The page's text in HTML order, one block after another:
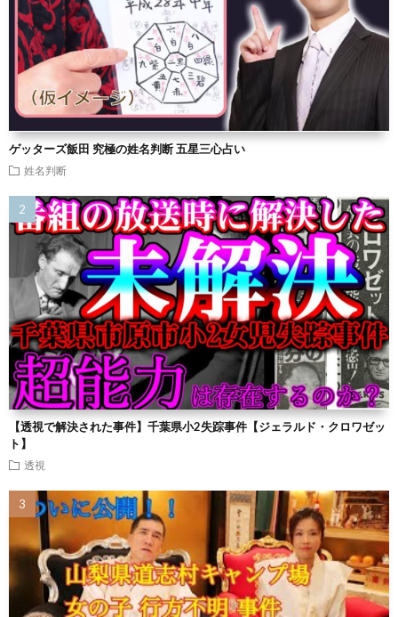
ゲッターズ飯田 究極の姓名判断 五星三心占い
姓名判断
【透視で解決された事件】千葉県小2失踪事件【ジェラルド・クロワゼッ
ト】
透視